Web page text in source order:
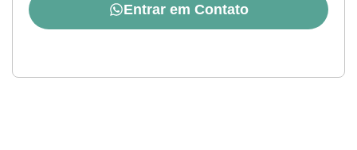
Entrar em Contato